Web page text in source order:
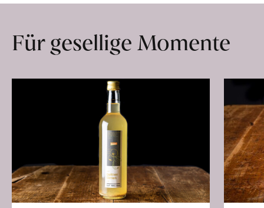
Hof
erfahren
Für gesellige Momente